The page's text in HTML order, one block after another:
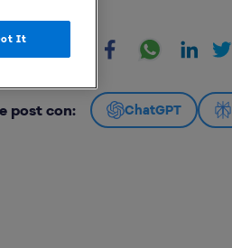
post con: ChatGPT
It